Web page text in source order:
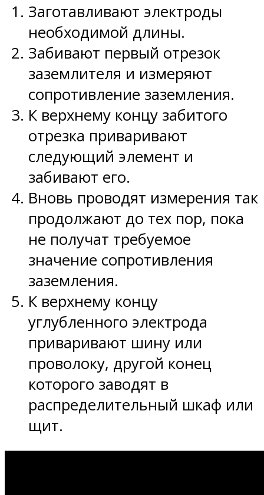
Заготавливают электроды
необходимой длины.
Забивают первый отрезок
заземлителя и измеряют
сопротивление заземления.
К верхнему концу забитого
отрезка приваривают
следующий элемент и
забивают его.
Вновь проводят измерения так
продолжают до тех пор, пока
не получат требуемое
значение сопротивления
заземления.
К верхнему концу
углубленного электрода
приваривают шину или
проволоку, другой конец
которого заводят в
распределительный шкаф или
щит.